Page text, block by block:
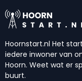
Hoornstart.nl Het
iedere inwoner van
Hoorn. Weet wat er
buurt.